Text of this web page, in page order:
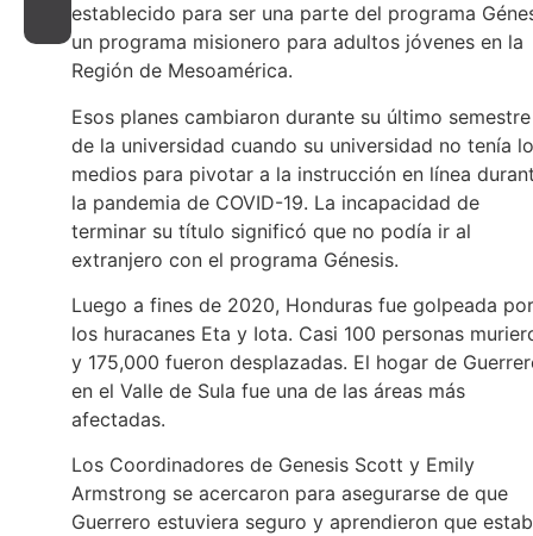
establecido para ser una parte del programa
un programa misionero para adultos jóvenes en la
Región de Mesoamérica.
Esos planes cambiaron durante su último semestre
de la universidad cuando su universidad no tenía
medios para pivotar a la instrucción en línea
la pandemia de COVID-19. La incapacidad de
terminar su título significó que no podía ir al
extranjero con el programa Génesis.
Luego a fines de 2020, Honduras fue golpeada por
los huracanes Eta y Iota. Casi 100 personas
y 175,000 fueron desplazadas. El hogar de
en el Valle de Sula fue una de las áreas más
afectadas.
Los Coordinadores de Genesis Scott y Emily
Armstrong se acercaron para asegurarse de que
Guerrero estuviera seguro y aprendieron que